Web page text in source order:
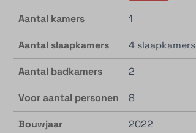
Aantal kamers 1
Aantal slaapkamers 4 slaapkamers
Aantal badkamers 2
Voor aantal personen 8
Bouwjaar 2022